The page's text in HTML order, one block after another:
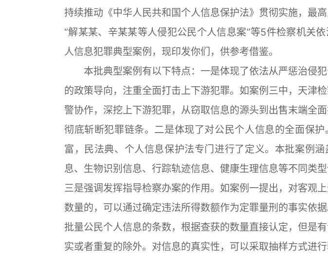
持续推动《中华人民共和国个人信息保护法》贯彻实施，最
“解某某、辛某某等人侵犯公民个人信息案”等5件检察机关
人信息犯罪典型案例，现印发你们，供参考借鉴。
本批典型案例有以下特点：一是体现了依法从严惩治侵犯
的政策导向，注重全面打击上下游犯罪。如案例三中，天津
警协作，深挖上下游犯罪，从窃取信息的源头到出售末端全面
彻底斩断犯罪链条。二是体现了对公民个人信息的全面保
富，民法典、个人信息保护法专门进行了定义。本批案例
息、生物识别信息、行踪轨迹信息、健康生理信息等不同类型
三是强调发挥指导检察办案的作用。如案例一提出，对客观
数量的，可以通过确定违法所得数额作为定罪量刑的事实依
批量公民个人信息的条数，根据查获的数量直接认定，但是
实或者重复的除外。对信息的真实性，可以采取抽样方式进